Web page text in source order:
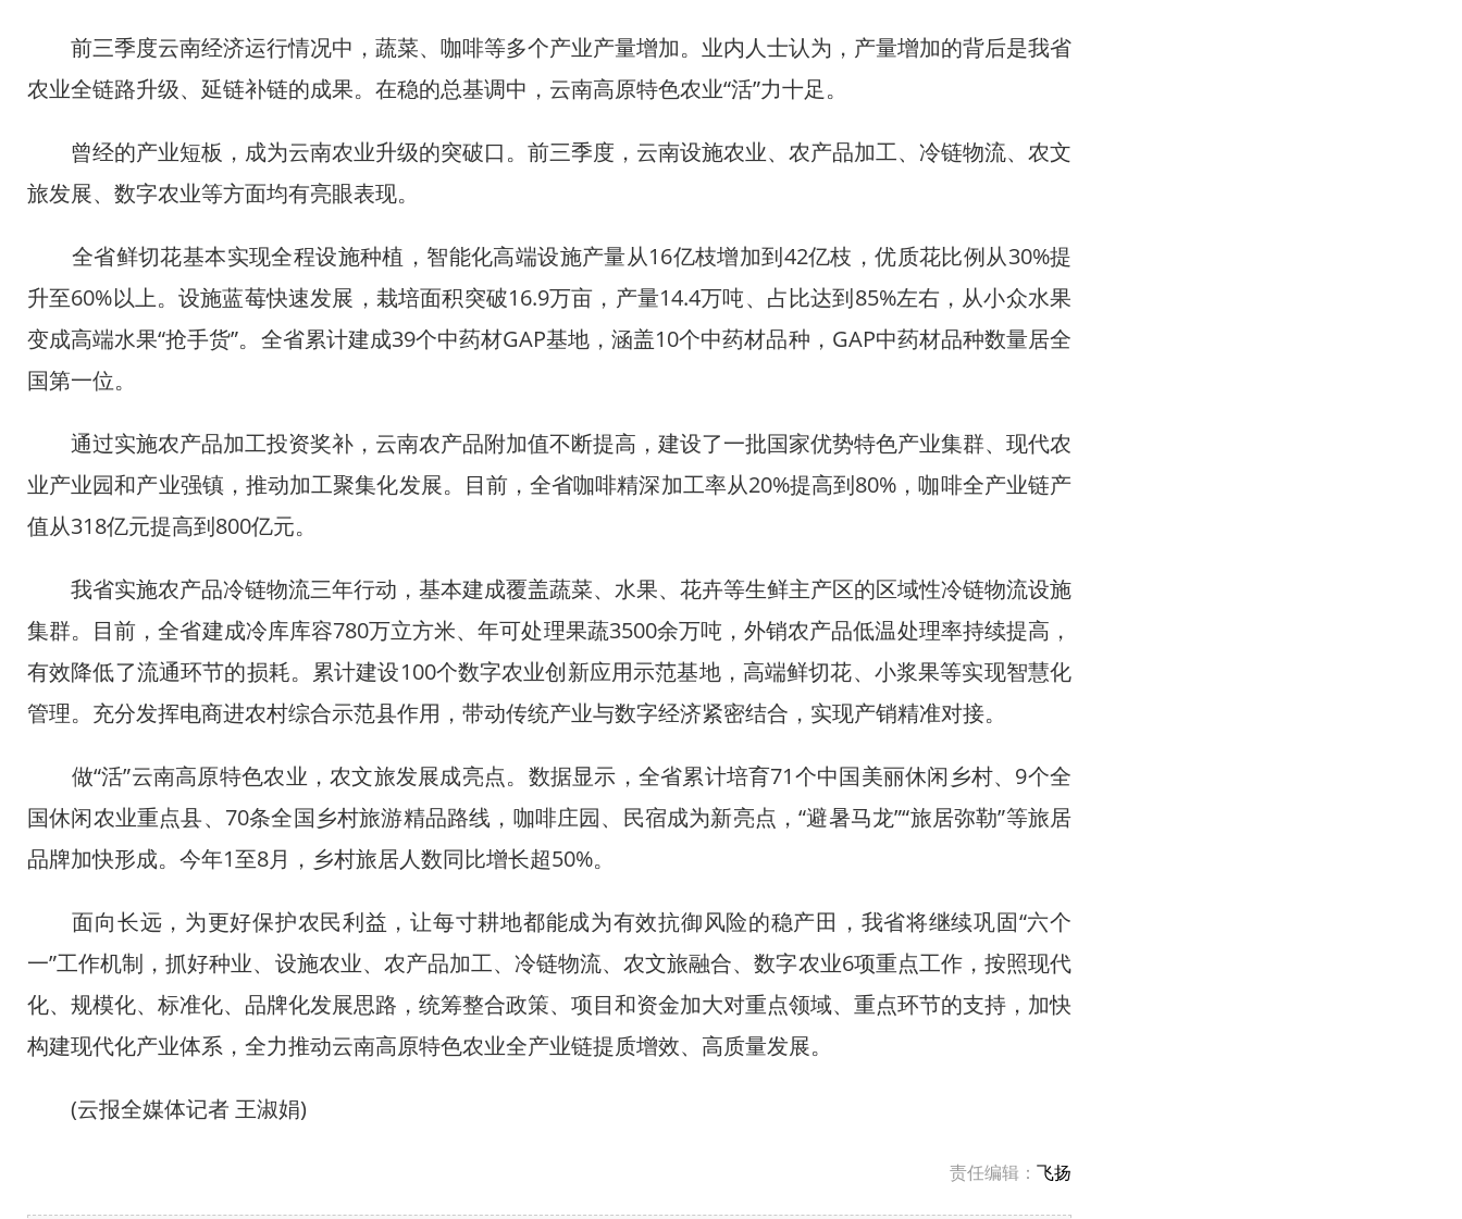
前三季度云南经济运行情况中，蔬菜、咖啡等多个产业产量增加。业内人士认为，产量增加的背后是我省
农业全链路升级、延链补链的成果。在稳的总基调中，云南高原特色农业“活”力十足。
曾经的产业短板，成为云南农业升级的突破口。前三季度，云南设施农业、农产品加工、冷链物流、农文
旅发展、数字农业等方面均有亮眼表现。
全省鲜切花基本实现全程设施种植，智能化高端设施产量从16亿枝增加到42亿枝，优质花比例从30%提
升至60%以上。设施蓝莓快速发展，栽培面积突破16.9万亩，产量14.4万吨、占比达到85%左右，从小众水果
变成高端水果“抢手货”。全省累计建成39个中药材GAP基地，涵盖10个中药材品种，GAP中药材品种数量居全
国第一位。
通过实施农产品加工投资奖补，云南农产品附加值不断提高，建设了一批国家优势特色产业集群、现代农
业产业园和产业强镇，推动加工聚集化发展。目前，全省咖啡精深加工率从20%提高到80%，咖啡全产业链产
值从318亿元提高到800亿元。
我省实施农产品冷链物流三年行动，基本建成覆盖蔬菜、水果、花卉等生鲜主产区的区域性冷链物流设施
集群。目前，全省建成冷库库容780万立方米、年可处理果蔬3500余万吨，外销农产品低温处理率持续提高，
有效降低了流通环节的损耗。累计建设100个数字农业创新应用示范基地，高端鲜切花、小浆果等实现智慧化
管理。充分发挥电商进农村综合示范县作用，带动传统产业与数字经济紧密结合，实现产销精准对接。
做“活”云南高原特色农业，农文旅发展成亮点。数据显示，全省累计培育71个中国美丽休闲乡村、9个全
国休闲农业重点县、70条全国乡村旅游精品路线，咖啡庄园、民宿成为新亮点，“避暑马龙”“旅居弥勒”等旅居
品牌加快形成。今年1至8月，乡村旅居人数同比增长超50%。
面向长远，为更好保护农民利益，让每寸耕地都能成为有效抗御风险的稳产田，我省将继续巩固“六个
一”工作机制，抓好种业、设施农业、农产品加工、冷链物流、农文旅融合、数字农业6项重点工作，按照现代
化、规模化、标准化、品牌化发展思路，统筹整合政策、项目和资金加大对重点领域、重点环节的支持，加快
构建现代化产业体系，全力推动云南高原特色农业全产业链提质增效、高质量发展。
(云报全媒体记者 王淑娟)
责任编辑： 飞扬